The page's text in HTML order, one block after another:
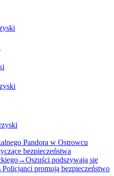
Pandora w Ostrowcu
bezpieczeństwa
→Oszuści podszywają się
Policjanci promują bezpieczeństwo